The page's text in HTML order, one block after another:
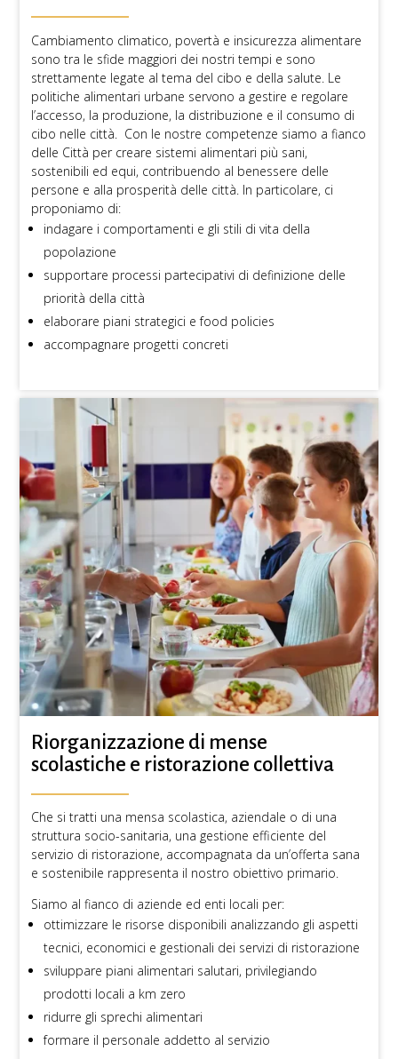
Cambiamento climatico, povertà e insicurezza alimentare
sono tra le sfide maggiori dei nostri tempi e sono
strettamente legate al tema del cibo e della salute. Le
politiche alimentari urbane servono a gestire e regolare
l’accesso, la produzione, la distribuzione e il consumo di
cibo nelle città. Con le nostre competenze siamo a fianco
delle Città per creare sistemi alimentari più sani,
sostenibili ed equi, contribuendo al benessere delle
persone e alla prosperità delle città. In particolare, ci
proponiamo di:
indagare i comportamenti e gli stili di vita della
popolazione
supportare processi partecipativi di definizione delle
priorità della città
elaborare piani strategici e food policies
accompagnare progetti concreti
Riorganizzazione di mense
scolastiche e ristorazione collettiva
Che si tratti una mensa scolastica, aziendale o di una
struttura socio-sanitaria, una gestione efficiente del
servizio di ristorazione, accompagnata da un’offerta sana
e sostenibile rappresenta il nostro obiettivo primario.
Siamo al fianco di aziende ed enti locali per:
ottimizzare le risorse disponibili analizzando gli aspetti
tecnici, economici e gestionali dei servizi di ristorazione
sviluppare piani alimentari salutari, privilegiando
prodotti locali a km zero
ridurre gli sprechi alimentari
formare il personale addetto al servizio